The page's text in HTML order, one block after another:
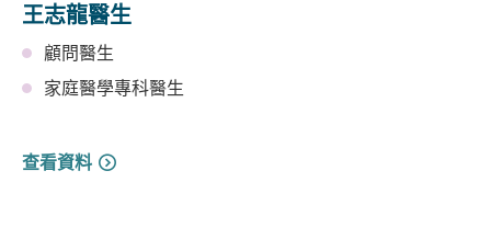
王志龍醫生
顧問醫生
家庭醫學專科醫生
查看資料